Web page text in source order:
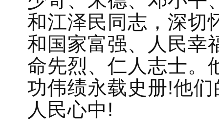
和江泽民同志，深切
和国家富强、人民幸
命先烈、仁人志士。
功伟绩永载史册!他
人民心中!